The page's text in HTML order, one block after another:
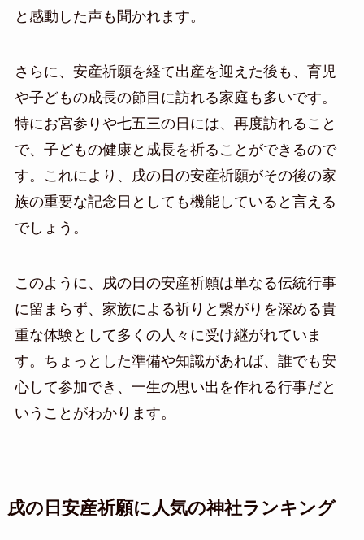
と感動した声も聞かれます。
さらに、安産祈願を経て出産を迎えた後も、育児
や子どもの成長の節目に訪れる家庭も多いです。
特にお宮参りや七五三の日には、再度訪れること
で、子どもの健康と成長を祈ることができるので
す。これにより、戌の日の安産祈願がその後の家
族の重要な記念日としても機能していると言える
でしょう。
このように、戌の日の安産祈願は単なる伝統行事
に留まらず、家族による祈りと繋がりを深める貴
重な体験として多くの人々に受け継がれていま
す。ちょっとした準備や知識があれば、誰でも安
心して参加でき、一生の思い出を作れる行事だと
いうことがわかります。
戌の日安産祈願に人気の神社ランキング